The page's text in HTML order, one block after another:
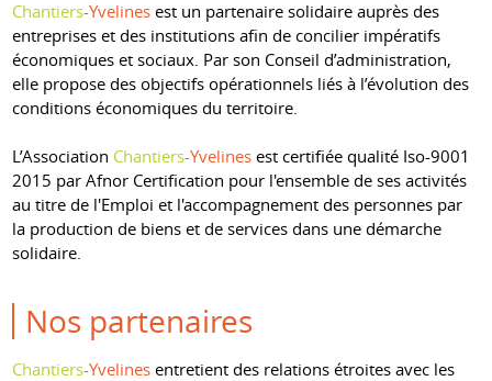
Chantiers-Yvelines est un partenaire solidaire auprès des
entreprises et des institutions afin de concilier impératifs
économiques et sociaux. Par son Conseil d’administration,
elle propose des objectifs opérationnels liés à l’évolution des
conditions économiques du territoire.
L’Association Chantiers-Yvelines est certifiée qualité Iso-9001
2015 par Afnor Certification pour l'ensemble de ses activités
au titre de l'Emploi et l'accompagnement des personnes par
la production de biens et de services dans une démarche
solidaire.
Nos partenaires
Chantiers-Yvelines entretient des relations étroites avec les